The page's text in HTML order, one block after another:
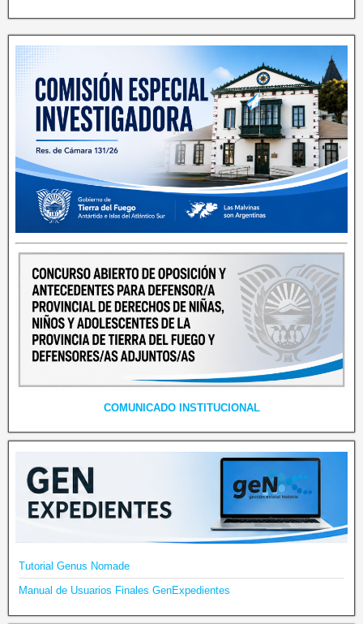
COMUNICADO INSTITUCIONAL
Tutorial Genus Nomade
Manual de Usuarios Finales GenExpedientes